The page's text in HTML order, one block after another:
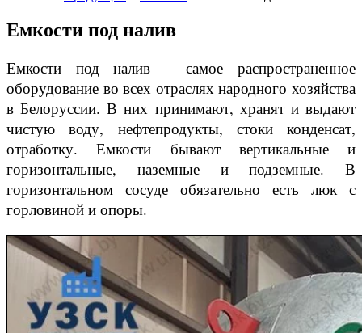
Емкости под налив
Емкости под налив – самое распространенное
оборудование во всех отраслях народного хозяйства
в Белоруссии. В них принимают, хранят и выдают
чистую воду, нефтепродукты, стоки конденсат,
отработку. Емкости бывают вертикальные и
горизонтальные, наземные и подземные. В
горизонтальном сосуде обязательно есть люк с
горловиной и опоры.